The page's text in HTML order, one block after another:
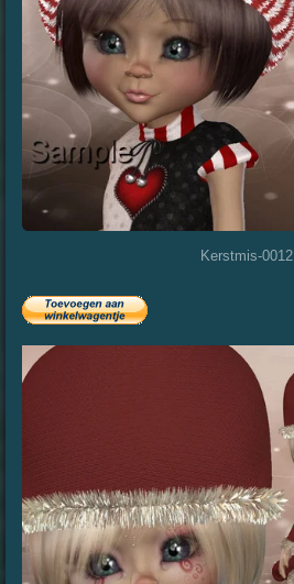
Kerstmis-0012